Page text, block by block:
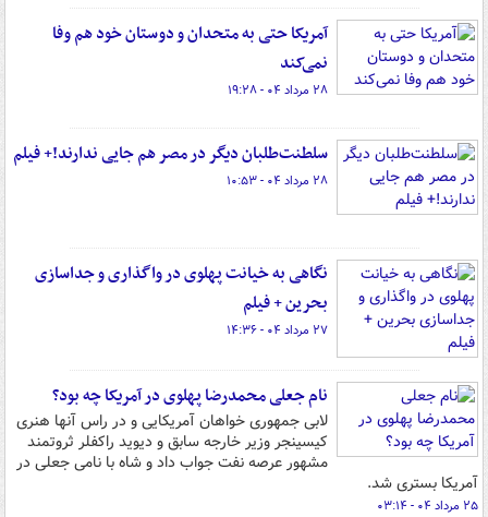
آمریکا حتی به متحدان و دوستان خود هم وفا
نمی‌کند
۲۸ مرداد ۰۴ - ۱۹:۲۸
سلطنت‌طلبان دیگر در مصر هم جایی ندارند!+ فیلم
۲۸ مرداد ۰۴ - ۱۰:۵۳
نگاهی به خیانت پهلوی در واگذاری و جداسازی
بحرین + فیلم
۲۷ مرداد ۰۴ - ۱۴:۳۶
نام جعلی محمدرضا پهلوی در آمریکا چه بود؟
لابی جمهوری خواهان آمریکایی و در راس آنها هنری
کیسینجر وزیر خارجه سابق و دیوید راکفلر ثروتمند
مشهور عرصه نفت جواب داد و شاه با نامی جعلی در
آمریکا بستری شد.
۲۵ مرداد ۰۴ - ۰۳:۱۴